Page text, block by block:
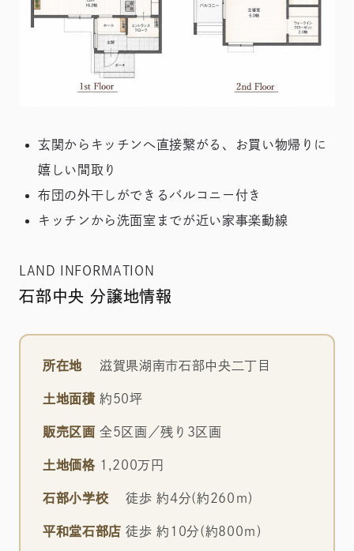
玄関からキッチンへ直接繋がる、お買い物帰りに
嬉しい間取り
布団の外干しができるバルコニー付き
キッチンから洗面室までが近い家事楽動線
LAND INFORMATION
石部中央 分譲地情報
所在地滋賀県湖南市石部中央二丁目
土地面積約50坪
販売区画全5区画／残り3区画
土地価格 1,200万円
石部小学校徒歩 約4分(約260ｍ)
平和堂石部店徒歩 約10分(約800ｍ)